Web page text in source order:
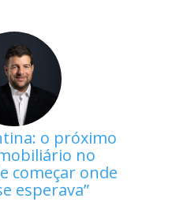
o próximo
no
começar onde
esperava